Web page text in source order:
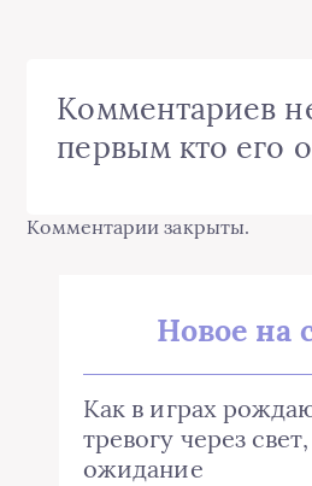
Комментариев
первым кто его
Комментарии закрыты.
Новое на
Как в играх
тревогу через
ожидание